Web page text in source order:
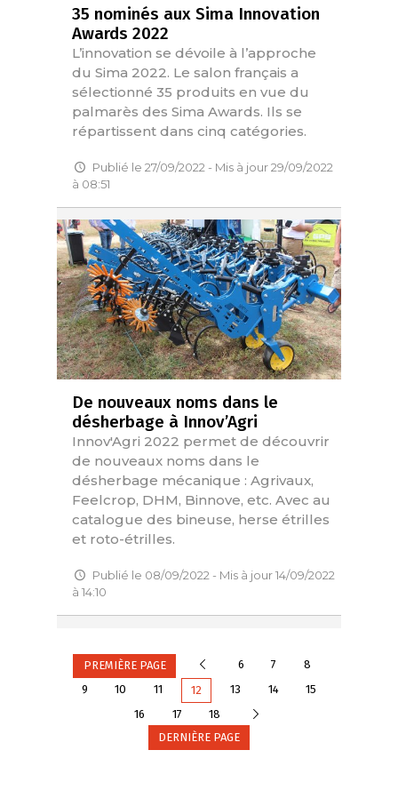
35 nominés aux Sima Innovation
Awards 2022
L’innovation se dévoile à l’approche
du Sima 2022. Le salon français a
sélectionné 35 produits en vue du
palmarès des Sima Awards. Ils se
répartissent dans cinq catégories.
Publié le 27/09/2022 - Mis à jour 29/09/2022
à 08:51
De nouveaux noms dans le
désherbage à Innov’Agri
Innov'Agri 2022 permet de découvrir
de nouveaux noms dans le
désherbage mécanique : Agrivaux,
Feelcrop, DHM, Binnove, etc. Avec au
catalogue des bineuse, herse étrilles
et roto-étrilles.
Publié le 08/09/2022 - Mis à jour 14/09/2022
à 14:10
PREMIÈRE PAGE Précédente
6 7
8
9
10 11 12 13 14
15
16
17 18
DERNIÈRE PAGE